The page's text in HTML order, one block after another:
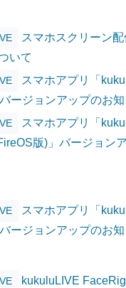
スマホスクリーン
いて
スマホアプリ「
ージョンアップのお
スマホアプリ「
版)」バージョン
スマホアプリ「
ージョンアップのお
kukuluLIVE